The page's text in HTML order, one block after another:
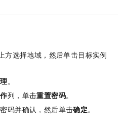
方选择地域，然后单击目标实例
。
列，单击重置密码。
码并确认，然后单击确定。